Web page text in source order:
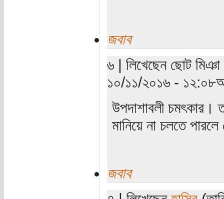
জবাব
৬ | লিখেছেন ছোট মিঞা
১০/১১/২০১৬ -
উপদাশাবলী চমৎকার।
মানিয়ে না চলতে
জবাব